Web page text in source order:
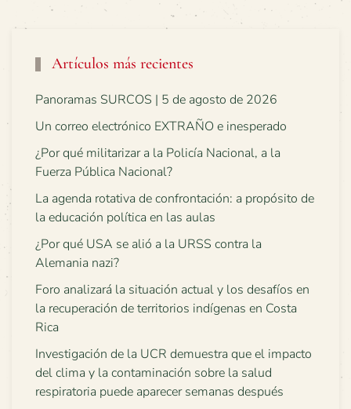
Artículos más recientes
Panoramas SURCOS | 5 de agosto de 2026
Un correo electrónico EXTRAÑO e inesperado
¿Por qué militarizar a la Policía Nacional, a la
Fuerza Pública Nacional?
La agenda rotativa de confrontación: a propósito de
la educación política en las aulas
¿Por qué USA se alió a la URSS contra la
Alemania nazi?
Foro analizará la situación actual y los desafíos en
la recuperación de territorios indígenas en Costa
Rica
Investigación de la UCR demuestra que el impacto
del clima y la contaminación sobre la salud
respiratoria puede aparecer semanas después